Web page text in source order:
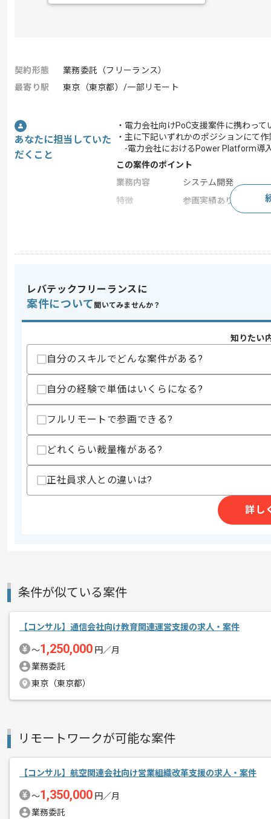
契約形態
業務委託（フリーランス）
最寄り駅
東京（東京都）/一部リモート
あなたに担当していた
だくこと
・電力会社向けPoC支援案件に携わって
・主に下記いずれかのポジションにて
-電力会社におけるPower Platform導
この案件のポイント
業務内容
システム開発
特徴
参画実績あり
歓迎スキル
・ファーム経験
・電力会社経験
スキルに不安がある方へ
上記に似た経験やスキルをお持ちであれば申
その他募集要項
作業開始日
レバテックでの実績がある企業の案件で
レバテックフリーランスに
案件について 聞いてみませんか？
知りたい
自分のスキルでどんな案件がある?
自分の経験で単価はいくらになる?
フルリモートで参画できる?
どれくらい裁量権がある?
正社員求人との違いは?
詳し
条件が似ている案件
【コンサル】通信会社向け教育関連運営支援の求人・案件
〜1,250,000 円／月
業務委託
東京（東京都）
リモートワークが可能な案件
【コンサル】航空関連会社向け営業組織改革支援の求人・案件
〜1,350,000 円／月
業務委託